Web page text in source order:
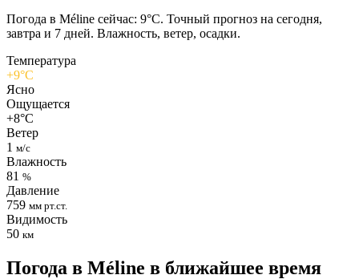
Погода в Mélinе сейчас: 9°C. Точный прогноз на сегодня,
завтра и 7 дней. Влажность, ветер, осадки.
Температура
+9°C
Ясно
Ощущается
+8°C
Ветер
1 м/с
Влажность
81 %
Давление
759 мм рт.ст.
Видимость
50 км
Погода в Mélinе в ближайшее время